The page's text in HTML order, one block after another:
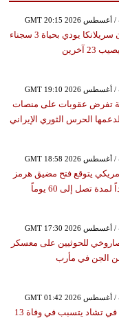
شغب في سجون سريلانكا يودي بحياة 3 سجناء
23 آخرين
تفرض عقوبات على منصات
الحرس الثوري الإيراني
يتوقع فتح مضيق هرمز
تصل إلى 60 يوماً
للحوثيين على معسكر
الجن في مأرب
تفشي الكوليرا في تشاد يتسبب في وفاة 13